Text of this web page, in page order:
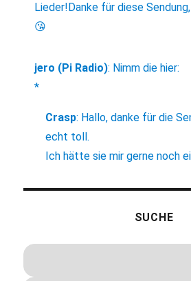
Lieder!Danke für diese
😘
jero (Pi Radio): Nimm die hier:
*
Crasp: Hallo, danke für die
echt toll.
Ich hätte sie mir gerne noch
SUCHE